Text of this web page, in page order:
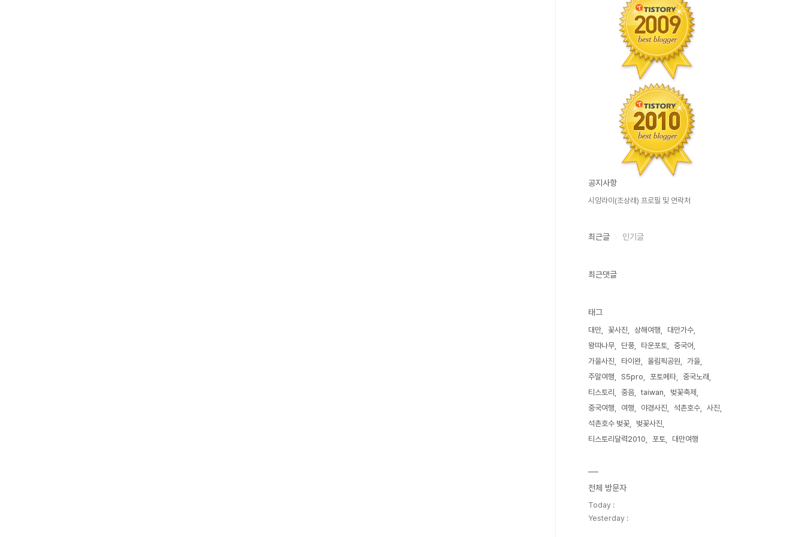
공지사항
시앙라이(조상래) 프로필 및 연락처
최근글 인기글
최근댓글
태그
대만 꽃사진 상해여행
대만가수
왕따나무
단풍 타운포토
중국어
가을사진
타이완 올림픽공원
가을
주말여행
S5pro 포토메타
중국노래
티스토리
중음 taiwan
벚꽃축제
중국여행
여행 야경사진 석촌호수
사진
석촌호수 벚꽃
벚꽃사진
티스토리달력2010
포토 대만여행
전체 방문자
Today :
Yesterday :